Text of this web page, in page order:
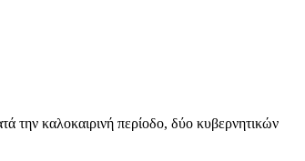
την καλοκαιρινή περίοδο, δύο κυβερνητικών